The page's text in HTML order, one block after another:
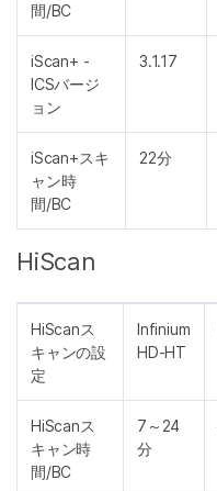
間/BC
iScan+ -
ICSバージ
ョン
3.1.17
iScan+スキ
ャン時
間/BC
22分
HiScan
HiScanス
キャンの設
定
Infinium
HD-HT
HiScanス
キャン時
間/BC
7～24
分